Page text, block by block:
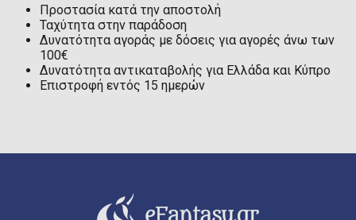
Προστασία κατά την αποστολή
Ταχύτητα στην παράδοση
Δυνατότητα αγοράς με δόσεις για αγορές άνω των
100€
Δυνατότητα αντικαταβολής για Ελλάδα και Κύπρο
Επιστροφή εντός 15 ημερών